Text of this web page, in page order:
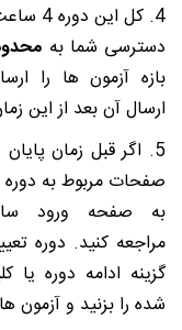
4. کل
دسترسی شما به
بازه آزمون ها را
ارسال آن بعد از این
5. اگر قبل زمان
صفحات مربوط به
مراجعه کنید. دوره
گزینه ادامه دوره یا
شده را بزنید و آزمون